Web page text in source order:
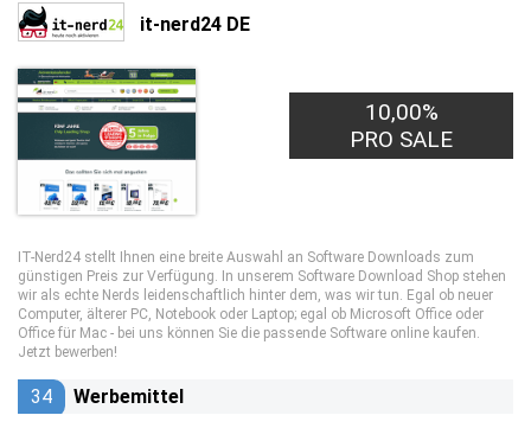
it-nerd24 DE
10,00%
PRO SALE
IT-Nerd24 stellt Ihnen eine breite Auswahl an Software Downloads zum
günstigen Preis zur Verfügung. In unserem Software Download Shop stehen
wir als echte Nerds leidenschaftlich hinter dem, was wir tun. Egal ob neuer
Computer, älterer PC, Notebook oder Laptop; egal ob Microsoft Office oder
Office für Mac - bei uns können Sie die passende Software online kaufen.
Jetzt bewerben!
34 Werbemittel